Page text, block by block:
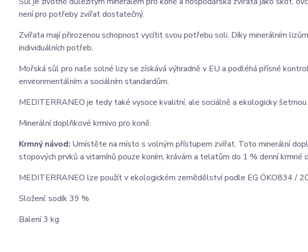
není pro potřeby zvířat dostatečný.
Zvířata mají přirozenou schopnost vycítit svou potřebu soli. Díky minerálním
individuálních potřeb.
Mořská sůl pro naše solné lizy se získává výhradně v EU a podléhá přísné
environmentálním a sociálním standardům.
MEDITERRANEO je tedy také vysoce kvalitní, ale sociálně a ekologicky
Minerální doplňkové krmivo pro koně.
Krmný návod: Umístěte na místo s volným přístupem zvířat. Toto minerální
stopových prvků a vitamínů pouze koním, krávám a telatům do 1 % denní krmné
MEDITERRANEO lze použít v ekologickém zemědělství podle EG ÖKO834 /
Složení: sodík 39 %
Balení 3 kg